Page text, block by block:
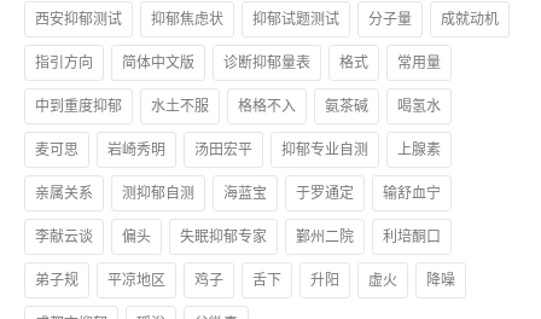
西安抑郁测试 抑郁焦虑状 抑郁试题测试 分子量 成就动机
指引方向 简体中文版 诊断抑郁量表 格式 常用量
中到重度抑郁 水土不服 格格不入 氨茶碱 喝氢水
麦可思 岩崎秀明 汤田宏平 抑郁专业自测 上腺素
亲属关系 测抑郁自测 海蓝宝 于罗通定 输舒血宁
李献云谈 偏头 失眠抑郁专家 鄞州二院 利培酮口
弟子规 平凉地区 鸡子 舌下 升阳 虚火 降噪